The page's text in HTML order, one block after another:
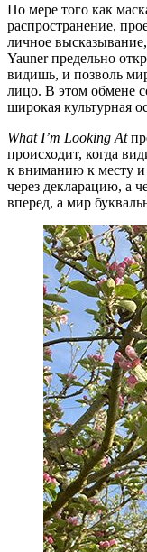
По мере того как
распространение,
личное
Yauner предельно
видишь, и позволь
лицо. В этом обмене
широкая культурная
What I’m Looking At
происходит, когда
к вниманию к месту
через декларацию, а
вперед, а мир